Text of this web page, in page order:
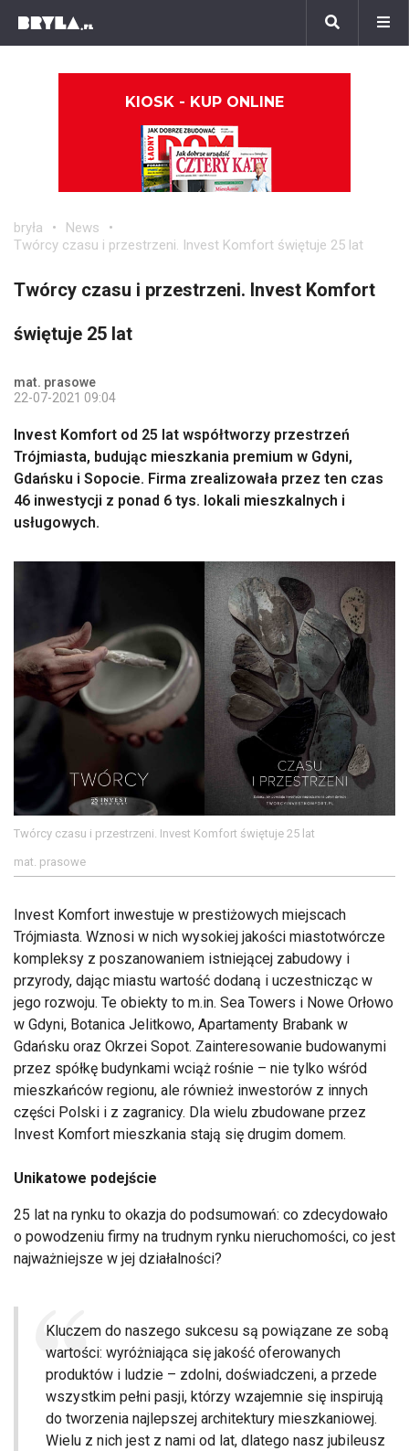
KIOSK - KUP ONLINE
bryła
News
Twórcy czasu i przestrzeni. Invest Komfort świętuje 25 lat
Twórcy czasu i przestrzeni. Invest Komfort
świętuje 25 lat
mat. prasowe
22-07-2021 09:04
Invest Komfort od 25 lat współtworzy przestrzeń
Trójmiasta, budując mieszkania premium w Gdyni,
Gdańsku i Sopocie. Firma zrealizowała przez ten czas
46 inwestycji z ponad 6 tys. lokali mieszkalnych i
usługowych.
Twórcy czasu i przestrzeni. Invest Komfort świętuje 25 lat
mat. prasowe
Invest Komfort inwestuje w prestiżowych miejscach
Trójmiasta. Wznosi w nich wysokiej jakości miastotwórcze
kompleksy z poszanowaniem istniejącej zabudowy i
przyrody, dając miastu wartość dodaną i uczestnicząc w
jego rozwoju. Te obiekty to m.in. Sea Towers i Nowe Orłowo
w Gdyni, Botanica Jelitkowo, Apartamenty Brabank w
Gdańsku oraz Okrzei Sopot. Zainteresowanie budowanymi
przez spółkę budynkami wciąż rośnie – nie tylko wśród
mieszkańców regionu, ale również inwestorów z innych
części Polski i z zagranicy. Dla wielu zbudowane przez
Invest Komfort mieszkania stają się drugim domem.
Unikatowe podejście
25 lat na rynku to okazja do podsumowań: co zdecydowało
o powodzeniu firmy na trudnym rynku nieruchomości, co jest
najważniejsze w jej działalności?
Kluczem do naszego sukcesu są powiązane ze sobą
wartości: wyróżniająca się jakość oferowanych
produktów i ludzie – zdolni, doświadczeni, a przede
wszystkim pełni pasji, którzy wzajemnie się inspirują
do tworzenia najlepszej architektury mieszkaniowej.
Wielu z nich jest z nami od lat, dlatego nasz jubileusz